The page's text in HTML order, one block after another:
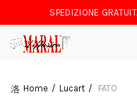
SPEDIZIONE
Home Lucart FATO